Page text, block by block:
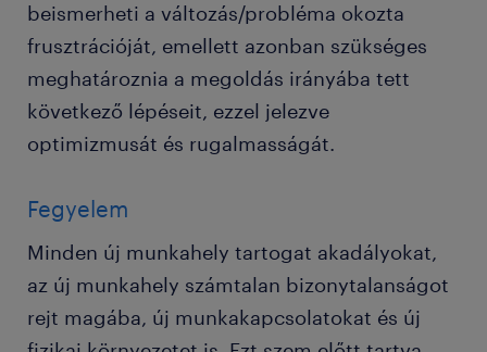
beismerheti a változás/probléma okozta
frusztrációját, emellett azonban szükséges
meghatároznia a megoldás irányába tett
következő lépéseit, ezzel jelezve
optimizmusát és rugalmasságát.
Fegyelem
Minden új munkahely tartogat akadályokat,
az új munkahely számtalan bizonytalanságot
rejt magába, új munkakapcsolatokat és új